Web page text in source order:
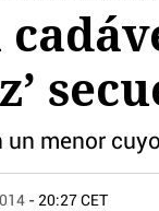
un menor
- 20:27 CET